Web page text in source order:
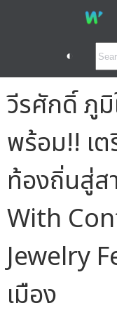
◐
วีรศักดิ์ ภูมิ
พร้อม!! เ
ท้องถิ่นสู่ส
With
Jewelry
เมือง